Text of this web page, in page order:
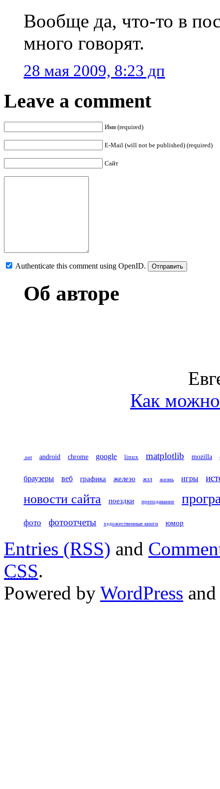
Вообще да, что-то в
много говорят.
28 мая 2009, 8:23 дп
Leave a comment
Имя (required)
E-Mail (will not be published) (required)
Сайт
Authenticate this comment using OpenID.
Об авторе
Как можно
.net android chrome google linux matplotlib mozilla
браузеры веб графика железо жзл жизнь игры
новости сайта поездки преподавание
фото фотоотчеты художественные книги юмор
Entries (RSS) and
CSS.
Powered by WordPress